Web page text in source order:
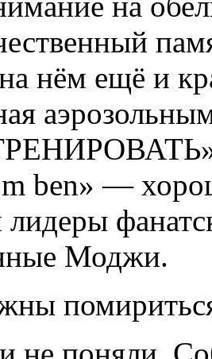
нём ещё и
ben» —
Моджи.